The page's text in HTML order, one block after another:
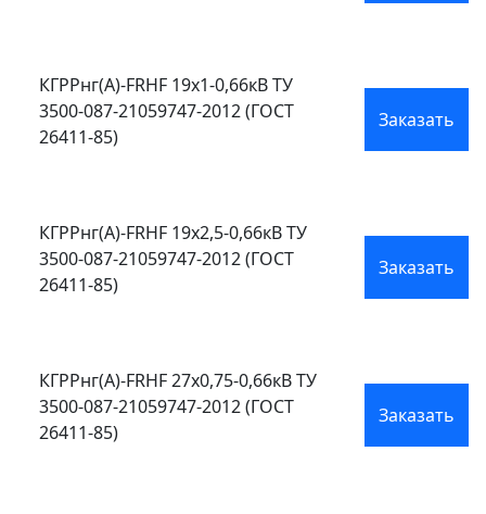
КГРРнг(А)-FRHF 19х1-0,66кВ ТУ
3500-087-21059747-2012 (ГОСТ
26411-85)
Заказать
КГРРнг(А)-FRHF 19х2,5-0,66кВ ТУ
3500-087-21059747-2012 (ГОСТ
26411-85)
Заказать
КГРРнг(А)-FRHF 27х0,75-0,66кВ ТУ
3500-087-21059747-2012 (ГОСТ
26411-85)
Заказать